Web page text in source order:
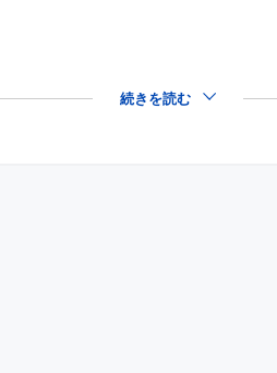
続きを読む